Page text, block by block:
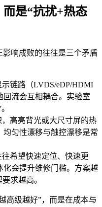
是“抗扰+热态
响成败的往往是三个矛盾
链路（LVDS/eDP/HDMI
流会互相耦合。实验室
高亮背光或大尺寸屏的热
匀性漂移与触控漂移是常
希望快速定位、快速更
会提升维修门槛。方案越
求越高。
高级越好”，而是在成本与